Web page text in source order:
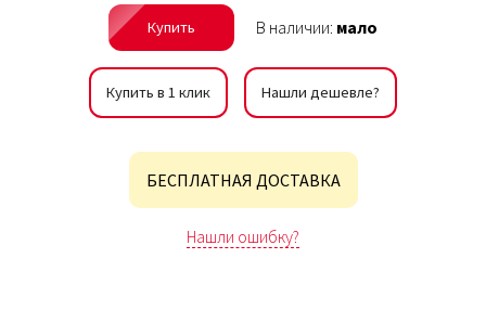
Купить В наличии: мало
Купить в 1 клик Нашли дешевле?
БЕСПЛАТНАЯ ДОСТАВКА
Нашли ошибку?